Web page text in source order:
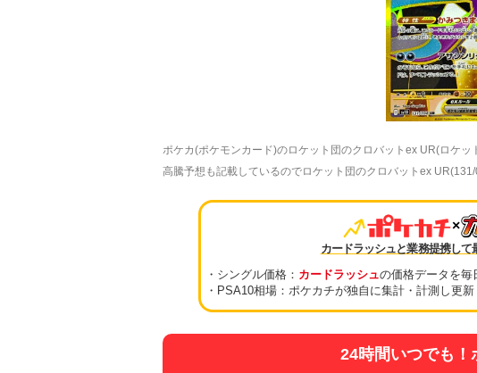
ポケカ(ポケモンカード)のロケット団のクロバットex UR(ロケ
高騰予想も記載しているのでロケット団のクロバットex
×
カードラッシュと業務提携して
・シングル価格： カードラッシュの価格データを毎
・PSA10相場：ポケカチが独自に集計・計測し更新
24時間いつでも！